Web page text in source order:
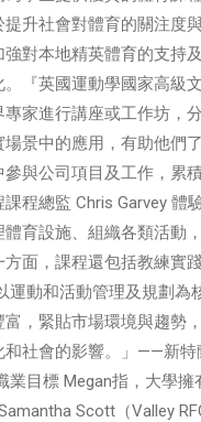
升社會對體育的關注度
對本地精英體育的支持
『英國運動學國家高級
家進行講座或工作坊，
景中的應用，有助他們
與公司項目及工作，
程總監 Chris Garvey
育設施、組織各類活動
面，課程還包括教練實
運動和活動管理及規劃
，緊貼市場環境與趨勢
社會的影響。」——新
目標 Megan指，大學
Scott（Valley